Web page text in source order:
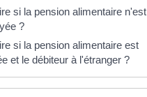
si la pension alimentaire n'est
?
si la pension alimentaire est
et le débiteur à l'étranger ?